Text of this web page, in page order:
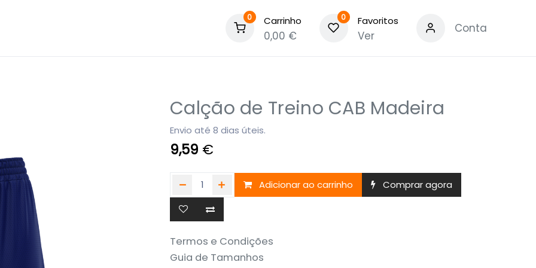
0 Carrinho
0,00 €
0 Favoritos
Ver
Conta
Calção de Treino CAB Madeira
Envio até 8 dias úteis.
9,59 €
Adicionar ao carrinho Comprar agora
Termos e Condições
Guia de Tamanhos